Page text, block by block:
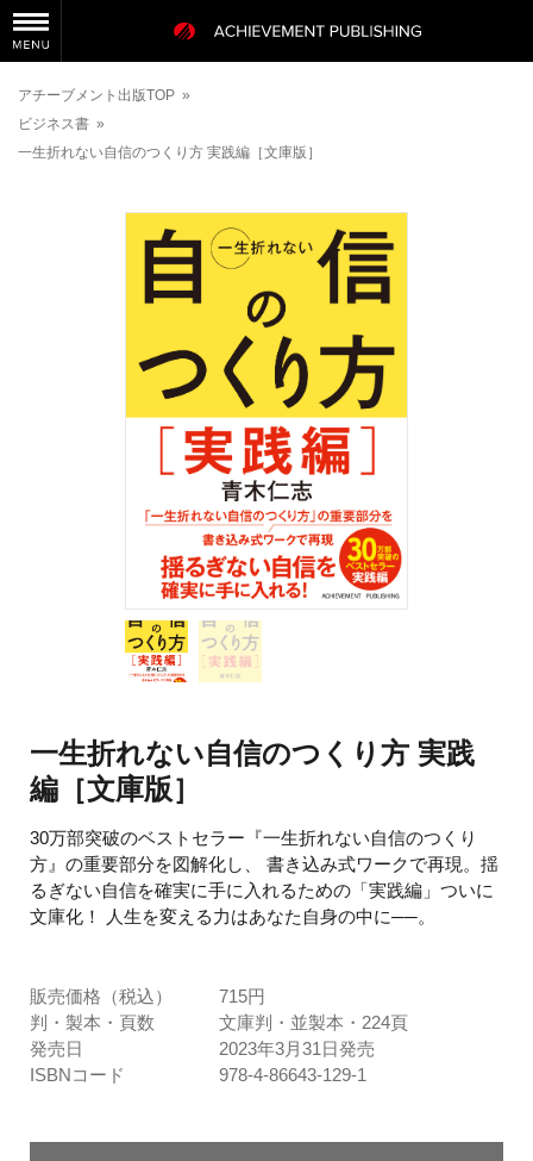
アチーブメント出版TOP »
ビジネス書 »
一生折れない自信のつくり方 実践編［文庫版］
一生折れない自信のつくり方 実践
編［文庫版］
30万部突破のベストセラー『一生折れない自信のつくり
方』の重要部分を図解化し、 書き込み式ワークで再現。揺
るぎない自信を確実に手に入れるための「実践編」ついに
文庫化！ 人生を変える力はあなた自身の中に──。
販売価格（税込）
715円
判・製本・頁数
文庫判・並製本・224頁
発売日
2023年3月31日発売
ISBNコード
978-4-86643-129-1